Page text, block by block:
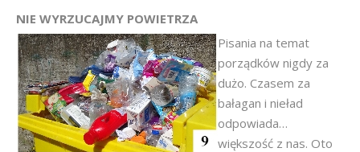
NIE WYRZUCAJMY POWIETRZA
Pisania na temat
porządków nigdy za
dużo. Czasem za
bałagan i nieład
odpowiada…
większość z nas. Oto